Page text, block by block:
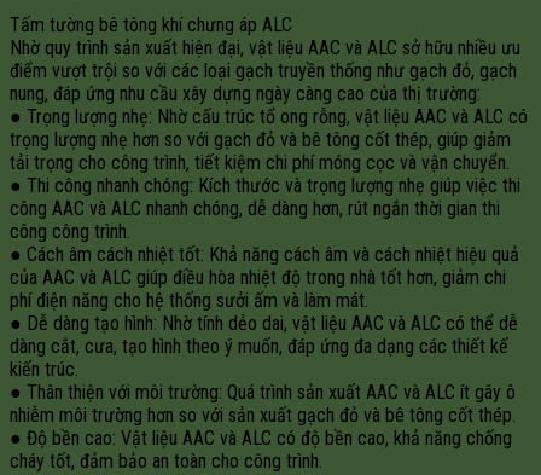
Tấm tường bê tông khí chưng áp ALC
Nhờ quy trình sản xuất hiện đại, vật liệu AAC và ALC sở hữu nhiều ưu
điểm vượt trội so với các loại gạch truyền thống như gạch đỏ, gạch
nung, đáp ứng nhu cầu xây dựng ngày càng cao của thị trường:
● Trọng lượng nhẹ: Nhờ cấu trúc tổ ong rỗng, vật liệu AAC và ALC có
trọng lượng nhẹ hơn so với gạch đỏ và bê tông cốt thép, giúp giảm
tải trọng cho công trình, tiết kiệm chi phí móng cọc và vận chuyển.
● Thi công nhanh chóng: Kích thước và trọng lượng nhẹ giúp việc thi
công AAC và ALC nhanh chóng, dễ dàng hơn, rút ngắn thời gian thi
công công trình.
● Cách âm cách nhiệt tốt: Khả năng cách âm và cách nhiệt hiệu quả
của AAC và ALC giúp điều hòa nhiệt độ trong nhà tốt hơn, giảm chi
phí điện năng cho hệ thống sưởi ấm và làm mát.
● Dễ dàng tạo hình: Nhờ tính dẻo dai, vật liệu AAC và ALC có thể dễ
dàng cắt, cưa, tạo hình theo ý muốn, đáp ứng đa dạng các thiết kế
kiến trúc.
● Thân thiện với môi trường: Quá trình sản xuất AAC và ALC ít gây ô
nhiễm môi trường hơn so với sản xuất gạch đỏ và bê tông cốt thép.
● Độ bền cao: Vật liệu AAC và ALC có độ bền cao, khả năng chống
cháy tốt, đảm bảo an toàn cho công trình.